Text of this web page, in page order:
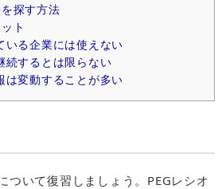
探す方法
ト
いる企業には使えない
続するとは限らない
は変動することが多い
ついて復習しましょう。PEGレシオ